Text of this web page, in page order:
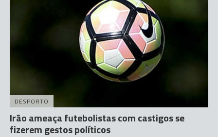
DESPORTO
Irão ameaça futebolistas com castigos se
fizerem gestos políticos